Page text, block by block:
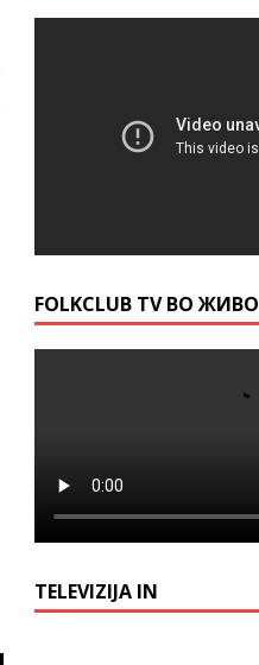
FOLKCLUB TV ВО ЖИВО
TELEVIZIJA IN